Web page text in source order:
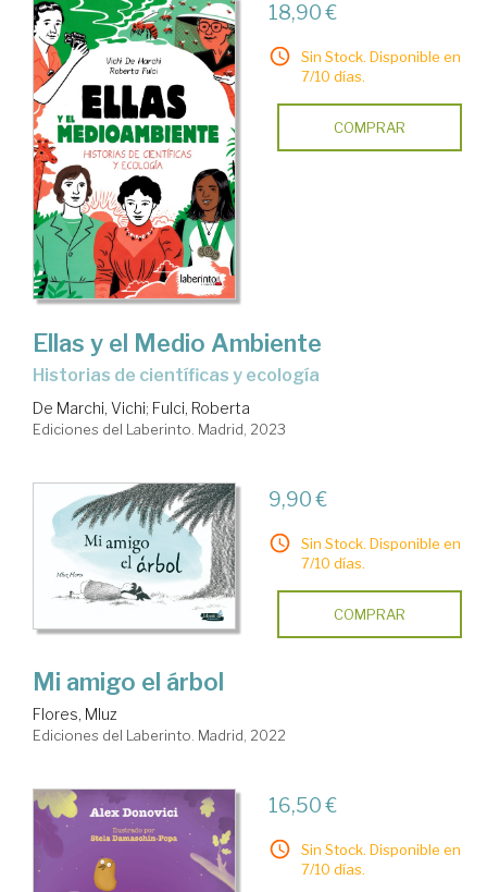
18,90 €
Sin Stock. Disponible en
7/10 días.
COMPRAR
Ellas y el Medio Ambiente
historias de científicas y ecología
De Marchi, Vichi; Fulci, Roberta
Ediciones del Laberinto. Madrid, 2023
9,90 €
Sin Stock. Disponible en
7/10 días.
COMPRAR
Mi amigo el árbol
Flores, Mluz
Ediciones del Laberinto. Madrid, 2022
16,50 €
Sin Stock. Disponible en
7/10 días.